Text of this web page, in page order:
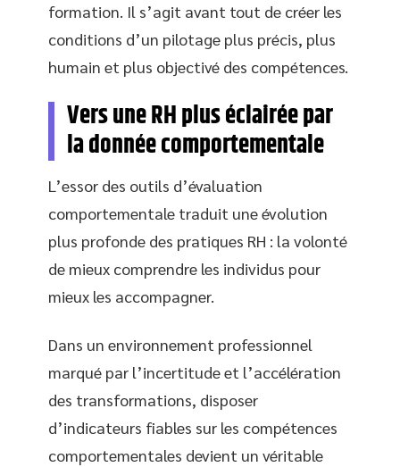
formation. Il s’agit avant tout de créer les
conditions d’un pilotage plus précis, plus
humain et plus objectivé des compétences.
Vers une RH plus éclairée par
la donnée comportementale
L’essor des outils d’évaluation
comportementale traduit une évolution
plus profonde des pratiques RH : la volonté
de mieux comprendre les individus pour
mieux les accompagner.
Dans un environnement professionnel
marqué par l’incertitude et l’accélération
des transformations, disposer
d’indicateurs fiables sur les compétences
comportementales devient un véritable